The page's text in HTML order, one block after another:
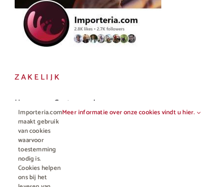
ZAKELIJK
Horeca en Gastronomie
Vakhandel
Importeria.com
maakt gebruik
van cookies
waarvoor
toestemming
nodig is.
Cookies helpen
ons bij het
Meer informatie over onze cookies vindt u hier.